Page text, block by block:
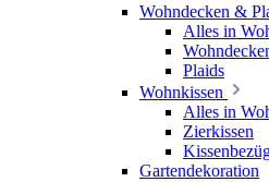
Wohndecken &
Alles in
Plaids
Wohnkissen
Alles in
Zierkissen
Gartendekoration